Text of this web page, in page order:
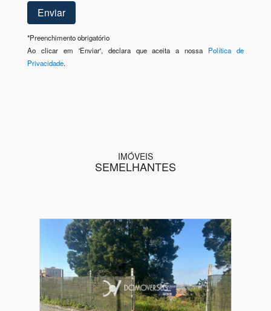
*Preenchimento obrigatório
Ao clicar em 'Enviar', declara que aceita a nossa Política de
Privacidade.
IMÓVEIS
SEMELHANTES